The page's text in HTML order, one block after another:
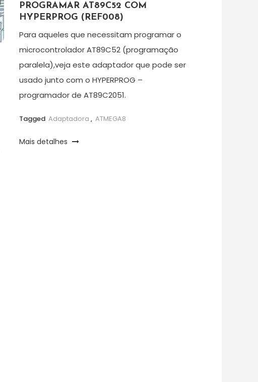
PROGRAMAR AT89C52 COM
HYPERPROG (REF008)
Para aqueles que necessitam programar o
microcontrolador AT89C52 (programação
paralela),veja este adaptador que pode ser
usado junto com o HYPERPROG –
programador de AT89C2051.
Tagged Adaptadora , ATMEGA8
Mais detalhes